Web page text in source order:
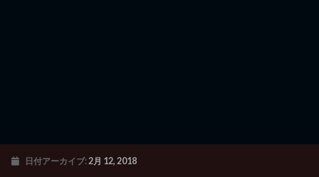
日付アーカイブ:2月 12, 2018